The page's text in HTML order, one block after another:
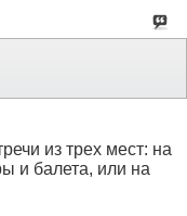
из трех мест: на
и балета, или на